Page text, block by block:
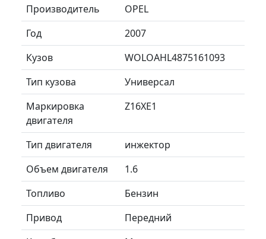
Производитель
OPEL
Год
2007
Кузов
WOLOAHL4875161093
Тип кузова
Универсал
Маркировка
двигателя
Z16XE1
Тип двигателя
инжектор
Объем двигателя
1.6
Топливо
Бензин
Привод
Передний